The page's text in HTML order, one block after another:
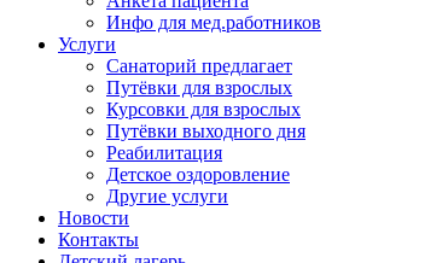
Инфо для мед.работников
Услуги
Санаторий предлагает
Путёвки для взрослых
Курсовки для взрослых
Путёвки выходного дня
Реабилитация
Детское оздоровление
Другие услуги
Новости
Контакты